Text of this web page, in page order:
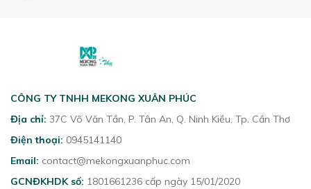
CÔNG TY TNHH MEKONG XUÂN PHÚC
Địa chỉ: 37C Võ Văn Tần, P. Tân An, Q. Ninh Kiều, Tp. Cần Thơ
Điện thoại: 0945141140
Email: contact@mekongxuanphuc.com
GCNĐKHDK số: 1801661236 cấp ngày 15/01/2020